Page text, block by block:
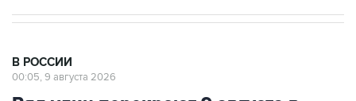
В РОССИИ
00:05, 9 августа 2026